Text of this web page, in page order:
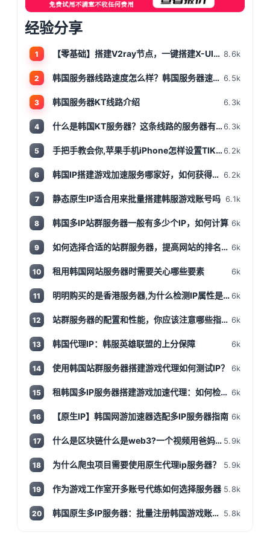
经验分享
1 【零基础】搭建V2ray节点，一键搭建X-UI面板，目前最简单、最安全、最稳定的专属节点搭建方法，晚高峰高速稳定，4K秒开的科学上网 8.6k
2 韩国服务器线路速度怎么样？韩国服务器速度测评 6.5k
3 韩国服务器KT线路介绍 6.3k
4 什么是韩国KT服务器？这条线路的服务器有哪些特点？6.3k
5 手把手教会你,苹果手机iPhone怎样设置TIKTOK文的运营环境，手把手教你怎样运营海外抖音 服务器购买6.2k
6 韩国IP搭建游戏加速服务哪家好，如何获得韩国IP 6.2k
7 静态原生IP适合用来批量搭建韩服游戏账号吗 6.1k
8 韩国多IP站群服务器一般有多少个IP，如何计算 6k
9 如何选择合适的站群服务器，提高网站的排名和流量 6k
10 租用韩国网站服务器时需要关心哪些要素 6k
11 明明购买的是香港服务器,为什么检测IP属性是归美国?「视频+文案」6k
12 站群服务器的配置和性能，你应该注意哪些指标和参数？ 6k
13 韩国代理IP：韩服英雄联盟的上分保障 6k
14 使用韩国站群服务器搭建游戏代理如何测试IP？ 6k
15 租韩国多IP服务器搭建游戏加速代理：如何检测IP地址是否为本地IP 6k
16 【原生IP】韩国网游加速器选配多IP服务器指南 6k
17 什么是区块链什么是web3?一个视频用爸妈都能听得懂的话说清楚,撸空投入门视频! 5.9k
18 为什么爬虫项目需要使用原生代理ip服务器？ 5.9k
19 作为游戏工作室开多账号代练如何选择服务器 5.8k
20 韩国原生多IP服务器：批量注册韩国游戏账号神器 5.8k